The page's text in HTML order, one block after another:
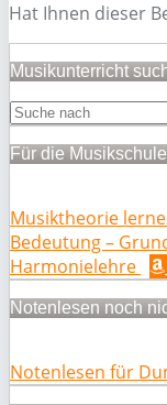
Hat Ihnen dieser
Musikunterricht
Für die
Musiktheorie
Bedeutung –
Harmonielehre
Notenlesen noch
Notenlesen für